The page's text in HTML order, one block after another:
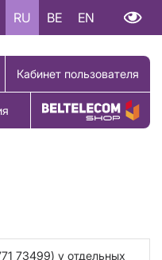
RU BE EN
Кабинет пользователя
Купить товар
73499) у отдельных